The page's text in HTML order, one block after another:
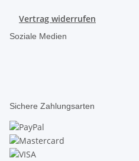
Vertrag widerrufen
Soziale Medien
Sichere Zahlungsarten